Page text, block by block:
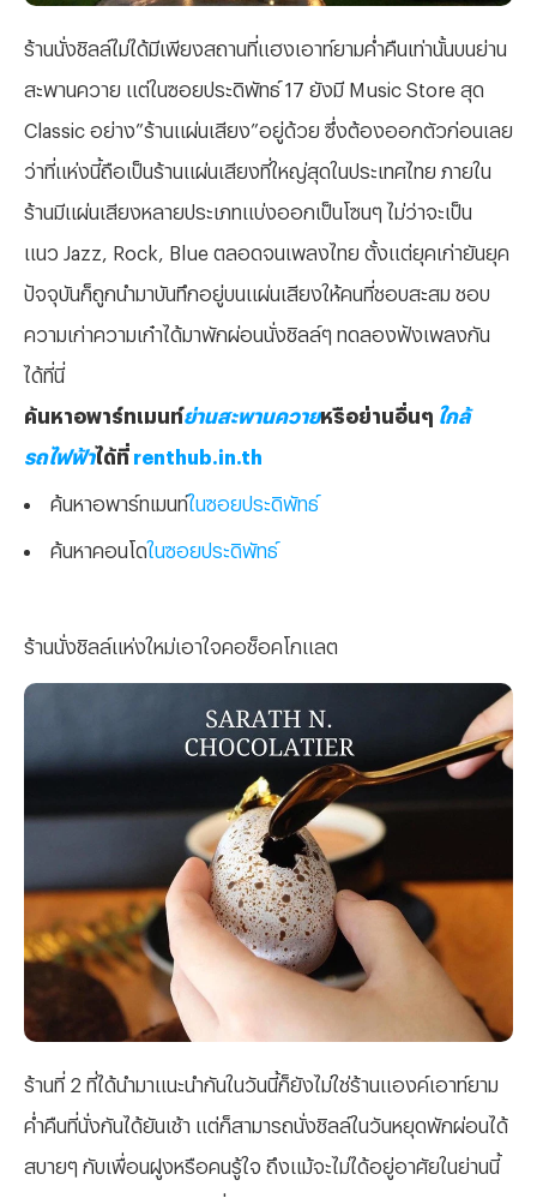
ร้านนั่งชิลล์ไม่ได้มีเพียงสถานที่แฮงเอาท์ยามค่ำคืนเท่านั้นบนย่าน
สะพานควาย แต่ในซอยประดิพัทธ์ 17 ยังมี Music Store สุด
Classic อย่าง”ร้านแผ่นเสียง”อยู่ด้วย ซึ่งต้องออกตัวก่อนเลย
ว่าที่แห่งนี้ถือเป็นร้านแผ่นเสียงที่ใหญ่สุดในประเทศไทย ภายใน
ร้านมีแผ่นเสียงหลายประเภทแบ่งออกเป็นโซนๆ ไม่ว่าจะเป็น
แนว Jazz, Rock, Blue ตลอดจนเพลงไทย ตั้งแต่ยุคเก่ายันยุค
ปัจจุบันก็ถูกนำมาบันทึกอยู่บนแผ่นเสียงให้คนที่ชอบสะสม ชอบ
ความเก่าความเก๋าได้มาพักผ่อนนั่งชิลล์ๆ ทดลองฟังเพลงกัน
ได้ที่นี่
ค้นหาอพาร์ทเมนท์ย่านสะพานควายหรือย่านอื่นๆ ใกล้
รถไฟฟ้าได้ที่ renthub.in.th
ค้นหาอพาร์ทเมนท์ในซอยประดิพัทธ์
ค้นหาคอนโดในซอยประดิพัทธ์
ร้านนั่งชิลล์แห่งใหม่เอาใจคอช็อคโกแลต
ร้านที่ 2 ที่ได้นำมาแนะนำกันในวันนี้ก็ยังไม่ใช่ร้านแองค์เอาท์ยาม
ค่ำคืนที่นั่งกันได้ยันเช้า แต่ก็สามารถนั่งชิลล์ในวันหยุดพักผ่อนได้
สบายๆ กับเพื่อนฝูงหรือคนรู้ใจ ถึงแม้จะไม่ได้อยู่อาศัยในย่านนี้